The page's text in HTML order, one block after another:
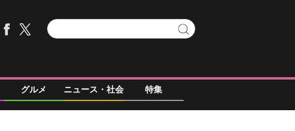
グルメ ニュース・社会 特集